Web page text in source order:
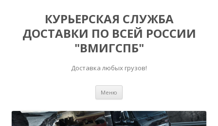
КУРЬЕРСКАЯ СЛУЖБА
ДОСТАВКИ ПО ВСЕЙ РОССИИ
"ВМИГСПБ"
Доставка любых грузов!
Меню